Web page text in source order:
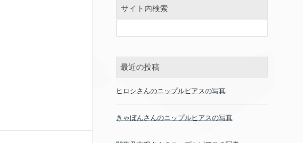
サイト内検索
最近の投稿
ヒロシさんのニップルピアスの写真
きゃぼんさんのニップルピアスの写真